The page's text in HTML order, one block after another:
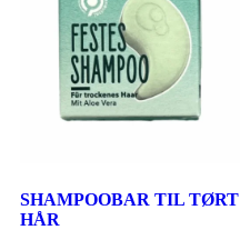
SHAMPOOBAR TIL TØRT
HÅR